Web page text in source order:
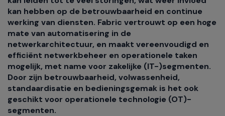
kan hebben op de betrouwbaarheid en continue
werking van diensten. Fabric vertrouwt op een hoge
mate van automatisering in de
netwerkarchitectuur, en maakt vereenvoudigd en
efficiënt netwerkbeheer en operationele taken
mogelijk, met name voor zakelijke (IT-)segmenten.
Door zijn betrouwbaarheid, volwassenheid,
standaardisatie en bedieningsgemak is het ook
geschikt voor operationele technologie (OT)-
segmenten.